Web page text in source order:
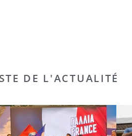
DE L'ACTUALITÉ